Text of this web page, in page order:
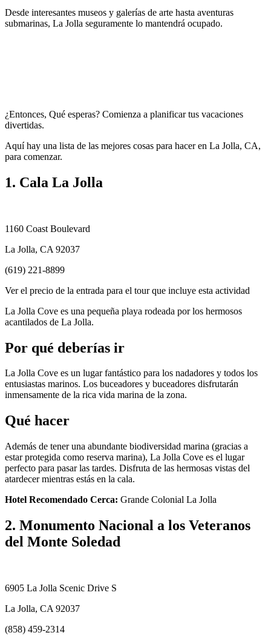
Desde interesantes museos y galerías de arte hasta aventuras
submarinas, La Jolla seguramente lo mantendrá ocupado.
¿Entonces, Qué esperas? Comienza a planificar tus vacaciones
divertidas.
Aquí hay una lista de las mejores cosas para hacer en La Jolla, CA,
para comenzar.
1. Cala La Jolla
1160 Coast Boulevard
La Jolla, CA 92037
(619) 221-8899
Ver el precio de la entrada para el tour que incluye esta actividad
La Jolla Cove es una pequeña playa rodeada por los hermosos
acantilados de La Jolla.
Por qué deberías ir
La Jolla Cove es un lugar fantástico para los nadadores y todos los
entusiastas marinos. Los buceadores y buceadores disfrutarán
inmensamente de la rica vida marina de la zona.
Qué hacer
Además de tener una abundante biodiversidad marina (gracias a
estar protegida como reserva marina), La Jolla Cove es el lugar
perfecto para pasar las tardes. Disfruta de las hermosas vistas del
atardecer mientras estás en la cala.
Hotel Recomendado Cerca: Grande Colonial La Jolla
2. Monumento Nacional a los Veteranos
del Monte Soledad
6905 La Jolla Scenic Drive S
La Jolla, CA 92037
(858) 459-2314